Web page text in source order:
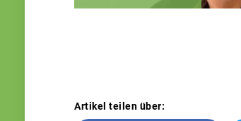
Artikel teilen über: